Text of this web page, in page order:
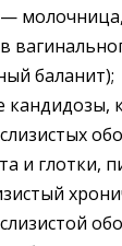
баланит);
кандидозы,
и глотки,